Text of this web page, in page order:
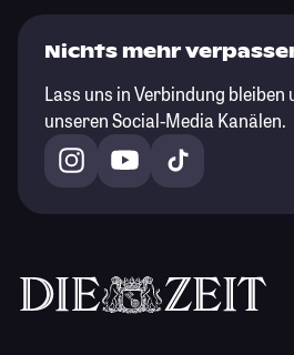
Nichts mehr
Lass uns in Verbindung bleiben
unseren Social-Media Kanälen.